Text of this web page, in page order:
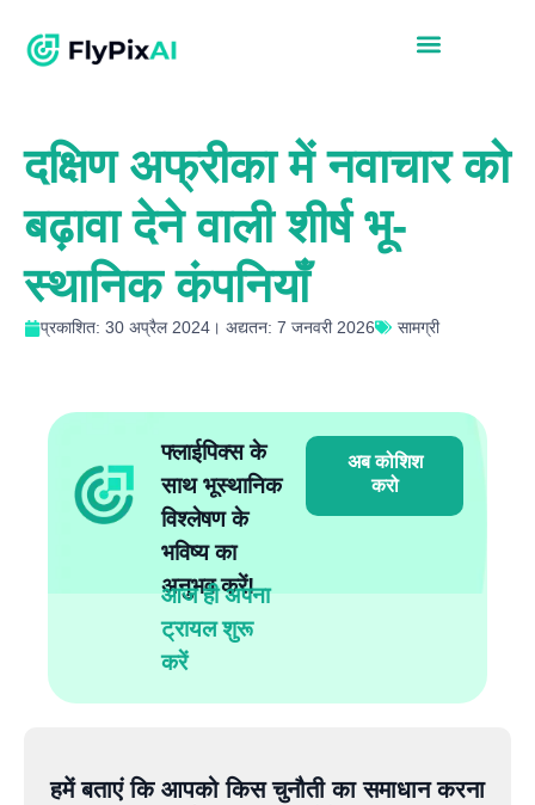
दक्षिण अफ्रीका में नवाचार को
बढ़ावा देने वाली शीर्ष भू-
स्थानिक कंपनियाँ
प्रकाशित: 30 अप्रैल 2024। अद्यतन: 7 जनवरी 2026 सामग्री
फ्लाईपिक्स के
साथ भूस्थानिक
विश्लेषण के
भविष्य का
अनुभव करें!
आज ही अपना
ट्रायल शुरू
करें
अब कोशिश
करो
हमें बताएं कि आपको किस चुनौती का समाधान करना